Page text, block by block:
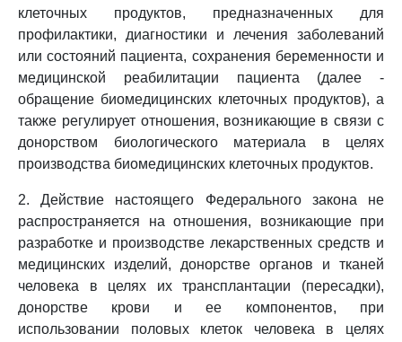
клеточных продуктов, предназначенных для
профилактики, диагностики и лечения заболеваний
или состояний пациента, сохранения беременности и
медицинской реабилитации пациента (далее -
обращение биомедицинских клеточных продуктов), а
также регулирует отношения, возникающие в связи с
донорством биологического материала в целях
производства биомедицинских клеточных продуктов.
2. Действие настоящего Федерального закона не
распространяется на отношения, возникающие при
разработке и производстве лекарственных средств и
медицинских изделий, донорстве органов и тканей
человека в целях их трансплантации (пересадки),
донорстве крови и ее компонентов, при
использовании половых клеток человека в целях